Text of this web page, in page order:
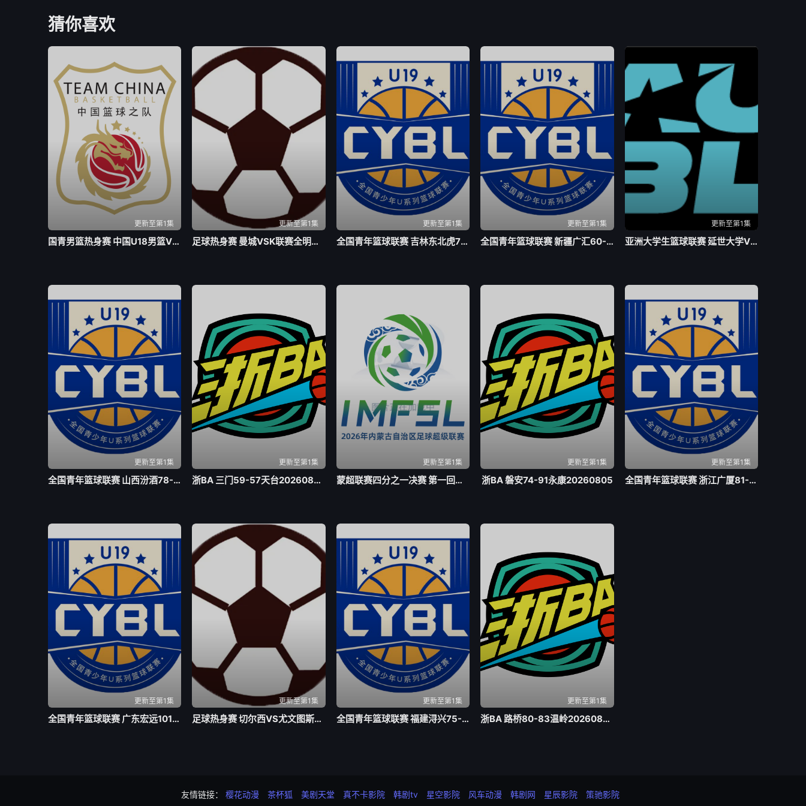
猜你喜欢
更新至第1集
国青男篮热身赛 中国U18男篮VS加拿大大卫安篮球学院20260804
更新至第1集
足球热身赛 曼城VSK联赛全明星20260805
更新至第1集
全国青年篮球联赛 吉林东北虎75-63北京首钢20260805
更新至第1集
全国青年篮球联赛 新疆广汇60-88上海久事20260805
更新至第1集
亚洲大学生篮球联赛 延世大学VS北京大学20260804
更新至第1集
全国青年篮球联赛 山西汾酒78-73四川锦城20260805
更新至第1集
浙BA 三门59-57天台20260805
更新至第1集
蒙超联赛四分之一决赛 第一回合 乌兰察布队VS包头队20260804
更新至第1集
浙BA 磐安74-91永康20260805
更新至第1集
全国青年篮球联赛 浙江广厦81-70山东山高20260805
更新至第1集
全国青年篮球联赛 广东宏远101-93吉林东北虎20260803
更新至第1集
足球热身赛 切尔西VS尤文图斯20260805
更新至第1集
全国青年篮球联赛 福建浔兴75-72辽宁沈阳三生20260805
更新至第1集
浙BA 路桥80-83温岭20260805
友情链接： 樱花动漫 茶杯狐 美剧天堂 真不卡影院 韩剧tv 星空影院 风车动漫 韩剧网 星辰影院 策驰影院